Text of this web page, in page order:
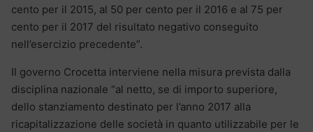
cento per il 2015, al 50 per cento per il 2016 e al 75 per
cento per il 2017 del risultato negativo conseguito
nell’esercizio precedente”.
Il governo Crocetta interviene nella misura prevista dalla
disciplina nazionale “al netto, se di importo superiore,
dello stanziamento destinato per l’anno 2017 alla
ricapitalizzazione delle società in quanto utilizzabile per le